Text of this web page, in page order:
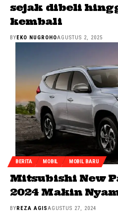
sejak dibeli
kembali
BYEKO NUGROHOAGUSTUS 2, 2025
BERITA MOBIL MOBIL BARU
Mitsubishi New
2024 Makin
BYREZA AGISAGUSTUS 27, 2024